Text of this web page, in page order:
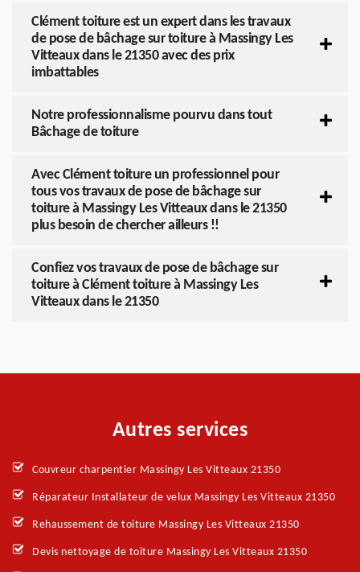
Clément toiture est un expert dans les travaux
de pose de bâchage sur toiture à Massingy Les
Vitteaux dans le 21350 avec des prix
imbattables
Notre professionnalisme pourvu dans tout
Bâchage de toiture
Avec Clément toiture un professionnel pour
tous vos travaux de pose de bâchage sur
toiture à Massingy Les Vitteaux dans le 21350
plus besoin de chercher ailleurs !!
Confiez vos travaux de pose de bâchage sur
toiture à Clément toiture à Massingy Les
Vitteaux dans le 21350
Autres services
Couvreur charpentier Massingy Les Vitteaux 21350
Réparateur Installateur de velux Massingy Les Vitteaux 21350
Rehaussement de toiture Massingy Les Vitteaux 21350
Devis nettoyage de toiture Massingy Les Vitteaux 21350